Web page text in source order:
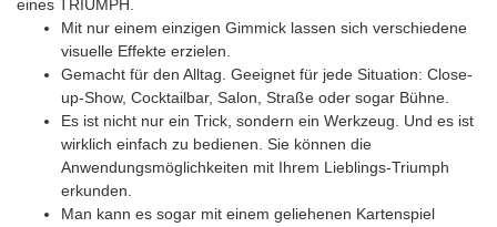
eines TRIUMPH.
Mit nur einem einzigen Gimmick lassen sich verschiedene
visuelle Effekte erzielen.
Gemacht für den Alltag. Geeignet für jede Situation: Close-
up-Show, Cocktailbar, Salon, Straße oder sogar Bühne.
Es ist nicht nur ein Trick, sondern ein Werkzeug. Und es ist
wirklich einfach zu bedienen. Sie können die
Anwendungsmöglichkeiten mit Ihrem Lieblings-Triumph
erkunden.
Man kann es sogar mit einem geliehenen Kartenspiel